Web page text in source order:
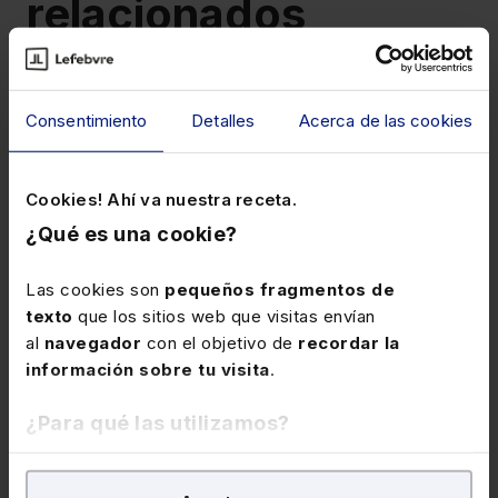
Consentimiento Detalles Acerca de las cookies
Cookies! Ahí va nuestra receta.
¿Qué es una cookie?
Las cookies son pequeños fragmentos de
texto que los sitios web que visitas envían
al navegador con el objetivo de recordar la
información sobre tu visita.
¿Para qué las utilizamos?
En Lefebvre utilizamos las cookies confines
relacionados
Ofrecemos una guía
imprescindible para
entender el impacto de la LO
del sistema judicial
Procedimiento testigo" recopilamos las
procesales y tecnológicas derivadas de la
entrada en vigor de la LO 1/2025.